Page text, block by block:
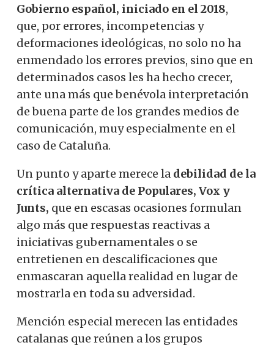
Gobierno español, iniciado en el 2018,
que, por errores, incompetencias y
deformaciones ideológicas, no solo no ha
enmendado los errores previos, sino que en
determinados casos les ha hecho crecer,
ante una más que benévola interpretación
de buena parte de los grandes medios de
comunicación, muy especialmente en el
caso de Cataluña.
Un punto y aparte merece la debilidad de la
crítica alternativa de Populares, Vox y
Junts, que en escasas ocasiones formulan
algo más que respuestas reactivas a
iniciativas gubernamentales o se
entretienen en descalificaciones que
enmascaran aquella realidad en lugar de
mostrarla en toda su adversidad.
Mención especial merecen las entidades
catalanas que reúnen a los grupos